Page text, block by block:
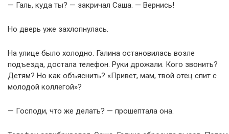
— Галь, куда ты? — закричал Саша. — Вернись!
Но дверь уже захлопнулась.
На улице было холодно. Галина остановилась возле
подъезда, достала телефон. Руки дрожали. Кого звонить?
Детям? Но как объяснить? «Привет, мам, твой отец спит с
молодой коллегой»?
— Господи, что же делать? — прошептала она.